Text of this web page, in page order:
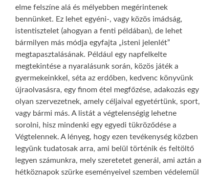
elme felszíne alá és mélyebben megérintenek
bennünket. Ez lehet egyéni-, vagy közös imádság,
istentisztelet (ahogyan a fenti példában), de lehet
bármilyen más módja egyfajta „isteni jelenlét”
megtapasztalásának. Például egy napfelkelte
megtekintése a nyaralásunk során, közös játék a
gyermekeinkkel, séta az erdőben, kedvenc könyvünk
újraolvasásra, egy finom étel megfőzése, adakozás egy
olyan szervezetnek, amely céljaival egyetértünk, sport,
vagy bármi más. A listát a végtelenségig lehetne
sorolni, hisz mindenki egy egyedi tükröződése a
Végtelennek. A lényeg, hogy ezen tevékenység közben
legyünk tudatosak arra, ami belül történik és feltöltő
legyen számunkra, mely szeretetet generál, ami aztán a
hétköznapok szürke eseményeivel szemben védelemül